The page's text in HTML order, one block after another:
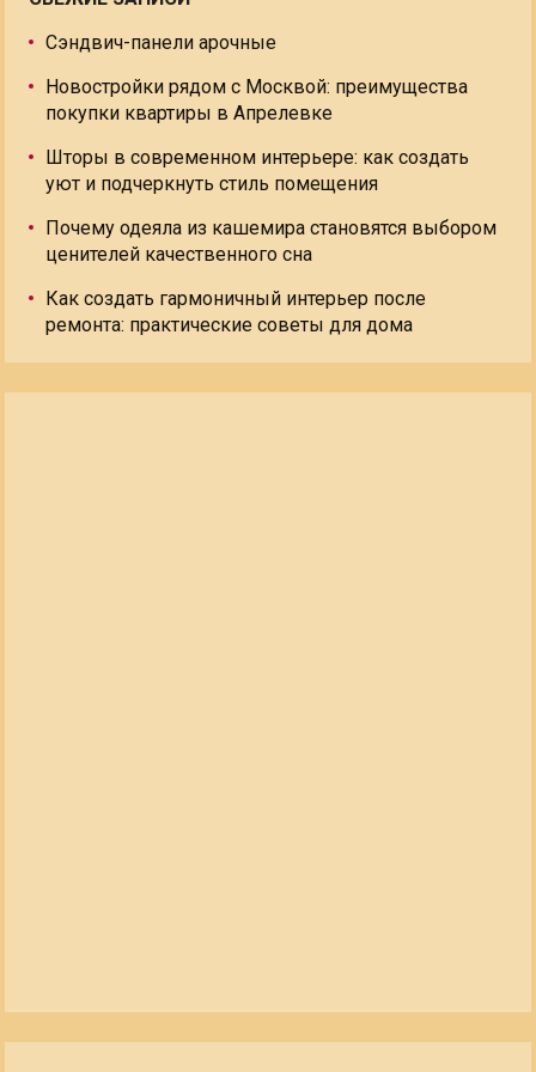
Сэндвич-панели арочные
Новостройки рядом с Москвой: преимущества
покупки квартиры в Апрелевке
Шторы в современном интерьере: как создать
уют и подчеркнуть стиль помещения
Почему одеяла из кашемира становятся выбором
ценителей качественного сна
Как создать гармоничный интерьер после
ремонта: практические советы для дома